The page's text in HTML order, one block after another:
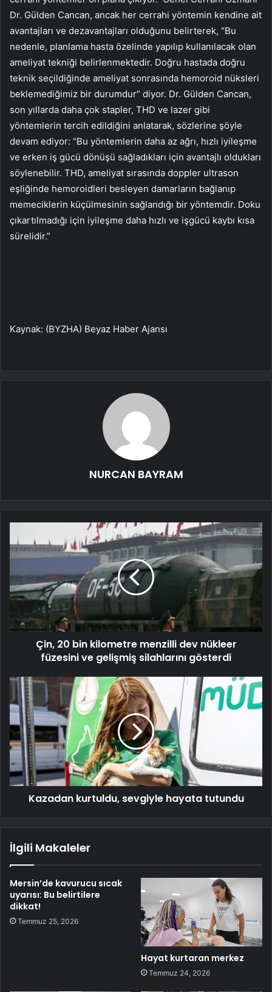
Dr. Gülden Cancan, ancak her cerrahi yöntemin kendine ait
avantajları ve dezavantajları olduğunu belirterek, “Bu
nedenle, planlama hasta özelinde yapılıp kullanılacak olan
ameliyat tekniği belirlenmektedir. Doğru hastada doğru
teknik seçildiğinde ameliyat sonrasında hemoroid nüksleri
beklemediğimiz bir durumdur” diyor. Dr. Gülden Cancan,
son yıllarda daha çok stapler, THD ve lazer gibi
yöntemlerin tercih edildiğini anlatarak, sözlerine şöyle
devam ediyor: “Bu yöntemlerin daha az ağrı, hızlı iyileşme
ve erken iş gücü dönüşü sağladıkları için avantajlı oldukları
söylenebilir. THD, ameliyat sırasında doppler ultrason
eşliğinde hemoroidleri besleyen damarların bağlanıp
memeciklerin küçülmesinin sağlandığı bir yöntemdir. Doku
çıkartılmadığı için iyileşme daha hızlı ve işgücü kaybı kısa
sürelidir.”
Kaynak: (BYZHA) Beyaz Haber Ajansı
NURCAN BAYRAM
Çin, 20 bin kilometre menzilli dev nükleer
füzesini ve gelişmiş silahlarını gösterdi
Kazadan kurtuldu, sevgiyle hayata tutundu
İlgili Makaleler
Mersin’de kavurucu sıcak
uyarısı: Bu belirtilere
dikkat!
Temmuz 25, 2026
Hayat kurtaran merkez
Temmuz 24, 2026